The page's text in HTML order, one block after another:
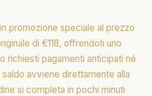
promozione speciale al prezzo
di €118, offrendoti uno
richiesti pagamenti anticipati né
avviene direttamente alla
si completa in pochi minuti